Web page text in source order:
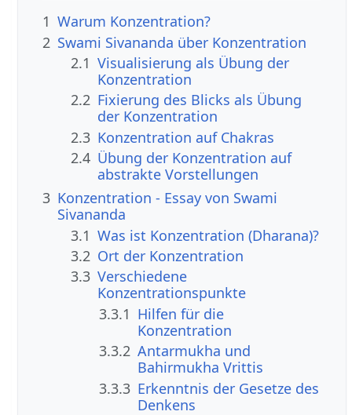
1 Warum Konzentration?
2 Swami Sivananda über Konzentration
2.1 Visualisierung als Übung der
Konzentration
2.2 Fixierung des Blicks als Übung
der Konzentration
2.3 Konzentration auf Chakras
2.4 Übung der Konzentration auf
abstrakte Vorstellungen
3 Konzentration - Essay von Swami
Sivananda
3.1 Was ist Konzentration (Dharana)?
3.2 Ort der Konzentration
3.3 Verschiedene
Konzentrationspunkte
3.3.1 Hilfen für die
Konzentration
3.3.2 Antarmukha und
Bahirmukha Vrittis
3.3.3 Erkenntnis der Gesetze des
Denkens